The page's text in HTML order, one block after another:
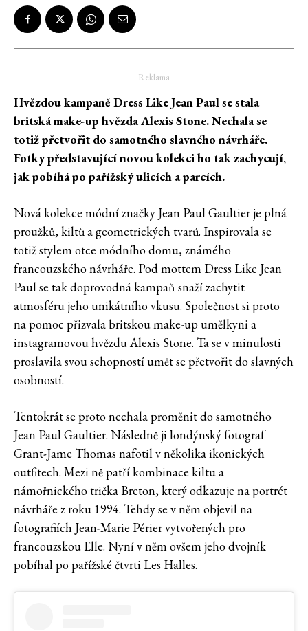
― Reklama ―
Hvězdou kampaně Dress Like Jean Paul se stala
britská make-up hvězda Alexis Stone. Nechala se
totiž přetvořit do samotného slavného návrháře.
Fotky představující novou kolekci ho tak zachycují,
jak pobíhá po pařížský ulicích a parcích.
Nová kolekce módní značky Jean Paul Gaultier je plná
proužků, kiltů a geometrických tvarů. Inspirovala se
totiž stylem otce módního domu, známého
francouzského návrháře. Pod mottem Dress Like Jean
Paul se tak doprovodná kampaň snaží zachytit
atmosféru jeho unikátního vkusu. Společnost si proto
na pomoc přizvala britskou make-up umělkyni a
instagramovou hvězdu Alexis Stone. Ta se v minulosti
proslavila svou schopností umět se přetvořit do slavných
osobností.
Tentokrát se proto nechala proměnit do samotného
Jean Paul Gaultier. Následně ji londýnský fotograf
Grant-Jame Thomas nafotil v několika ikonických
outfitech. Mezi ně patří kombinace kiltu a
námořnického trička Breton, který odkazuje na portrét
návrháře z roku 1994. Tehdy se v něm objevil na
fotografiích Jean-Marie Périer vytvořených pro
francouzskou Elle. Nyní v něm ovšem jeho dvojník
pobíhal po pařížské čtvrti Les Halles.